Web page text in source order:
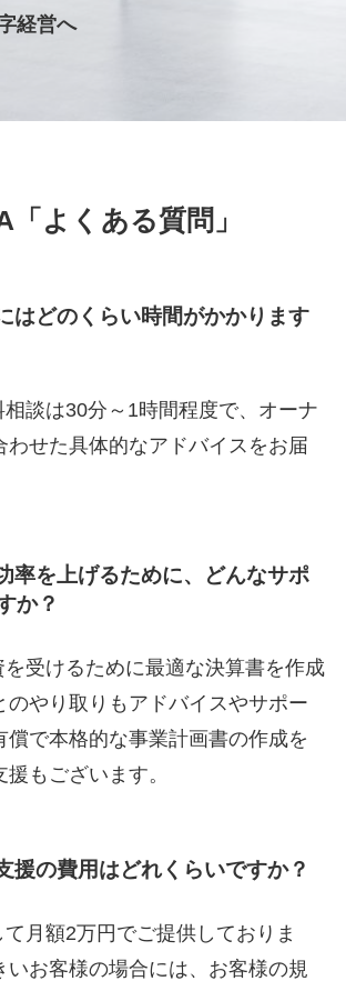
経営へ
「よくある質問」
はどのくらい時間がかかります
談は30分～1時間程度で、オーナ
わせた具体的なアドバイスをお届
率を上げるために、どんなサポ
か？
受けるために最適な決算書を作成
のやり取りもアドバイスやサポー
償で本格的な事業計画書の作成を
もございます。
援の費用はどれくらいですか？
月額2万円でご提供しておりま
いお客様の場合には、お客様の規